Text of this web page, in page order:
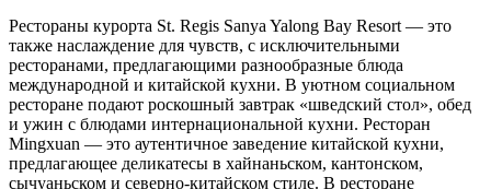
Рестораны курорта St. Regis Sanya Yalong Bay Resort — это
также наслаждение для чувств, с исключительными
ресторанами, предлагающими разнообразные блюда
международной и китайской кухни. В уютном социальном
ресторане подают роскошный завтрак «шведский стол», обед
и ужин с блюдами интернациональной кухни. Ресторан
Mingxuan — это аутентичное заведение китайской кухни,
предлагающее деликатесы в хайнаньском, кантонском,
сычуаньском и северно-китайском стиле. В ресторане